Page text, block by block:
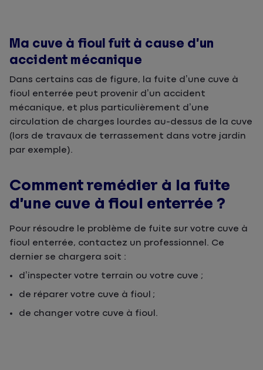
Ma cuve à fioul fuit à cause d’un
accident mécanique
Dans certains cas de figure, la fuite d’une cuve à
fioul enterrée peut provenir d’un accident
mécanique, et plus particulièrement d’une
circulation de charges lourdes au-dessus de la cuve
(lors de travaux de terrassement dans votre jardin
par exemple).
Comment remédier à la fuite
d’une cuve à fioul enterrée ?
Pour résoudre le problème de fuite sur votre cuve à
fioul enterrée, contactez un professionnel. Ce
dernier se chargera soit :
d’inspecter votre terrain ou votre cuve ;
de réparer votre cuve à fioul ;
de changer votre cuve à fioul.